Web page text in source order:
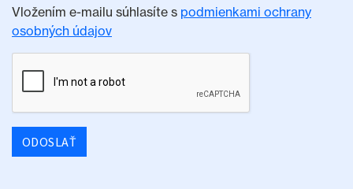
Vložením e-mailu súhlasíte s podmienkami ochrany
osobných údajov
ODOSLAŤ